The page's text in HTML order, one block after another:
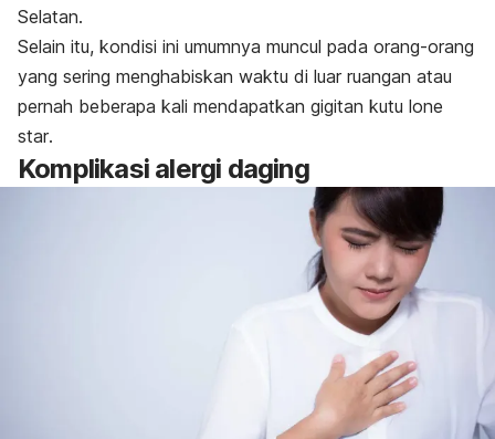
Selatan.
Selain itu, kondisi ini umumnya muncul pada orang-orang
yang sering menghabiskan waktu di luar ruangan atau
pernah beberapa kali mendapatkan gigitan kutu lone
star.
Komplikasi alergi daging